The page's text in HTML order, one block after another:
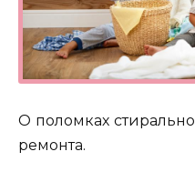
О поломках
ремонта.